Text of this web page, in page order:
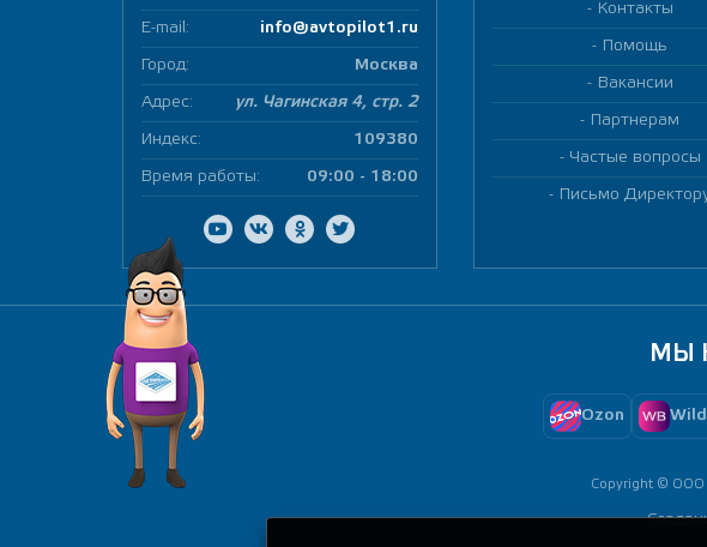
E-mail: info@avtopilot1.ru
Город: Москва
Адрес: ул. Чагинская 4, стр. 2
Индекс: 109380
Время работы: 09:00 - 18:00
Контакты
Помощь
Вакансии
Партнерам
Частые вопросы
Письмо
МЫ
Ozon
Copyright © ООО